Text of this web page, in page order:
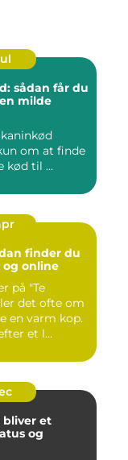
sådan får du
milde
om at finde
kød til ...
online
på "Te
det ofte om
en varm kop.
et l...
et
og